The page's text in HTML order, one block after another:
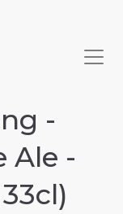
-
Ale -